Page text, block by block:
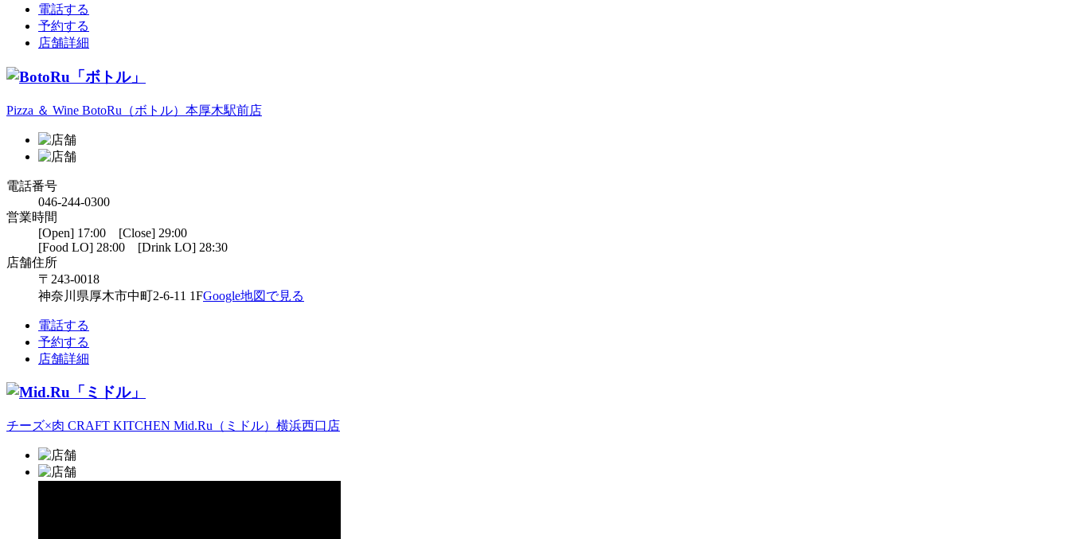
電話する
予約する
店舗詳細
Pizza ＆ Wine BotoRu（ボトル）本厚木駅前店
電話番号
046-244-0300
営業時間
[Open] 17:00 [Close] 29:00
[Food LO] 28:00 [Drink LO] 28:30
店舗住所
〒243-0018
神奈川県厚木市中町2-6-11 1FGoogle地図で見る
電話する
予約する
店舗詳細
チーズ×肉 CRAFT KITCHEN Mid.Ru（ミドル）横浜西口店